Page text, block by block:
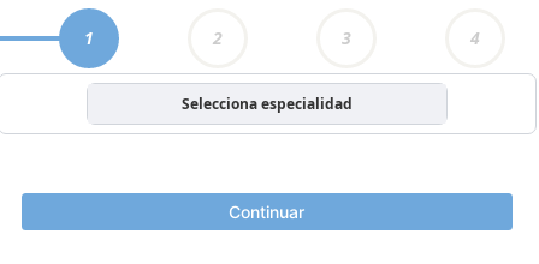
1 2 3 4
Selecciona especialidad
Continuar